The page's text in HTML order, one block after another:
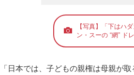
【写真】「下はハ
ン・スーの “網” ド
「日本では、子どもの親権は母親が